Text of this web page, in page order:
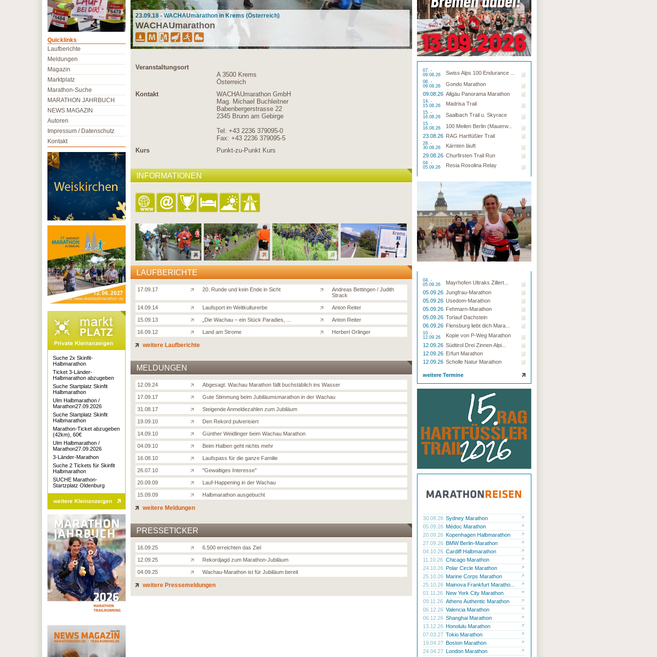
23.09.18 - WACHAUmarathon in Krems (Österreich)
WACHAUmarathon
Veranstaltungsort
A 3500 Krems
Österreich
Kontakt
WACHAUmarathon GmbH
Mag. Michael Buchleitner
Babenbergerstrasse 22
2345 Brunn am Gebirge
Tel: +43 2236 379095-0
Fax: +43 2236 379095-5
Kurs
Punkt-zu-Punkt Kurs
INFORMATIONEN
LAUFBERICHTE
17.09.17 20. Runde und kein Ende in Sicht
Andreas Bettingen / Judith
Strack
14.09.14 Laufsport im Weltkulturerbe Anton Reiter
15.09.13 „Die Wachau – ein Stück Paradies, ... Anton Reiter
16.09.12 Land am Strome Herbert Orlinger
weitere Laufberichte
MELDUNGEN
12.09.24 Abgesagt: Wachau Marathon fällt buchstäblich ins Wasser
17.09.17 Gute Stimmung beim Jubiläumsmarathon in der Wachau
31.08.17 Steigende Anmeldezahlen zum Jubiläum
19.09.10 Den Rekord pulverisiert
14.09.10 Günther Weidlinger beim Wachau Marathon
04.09.10 Beim Halben geht nichts mehr
16.08.10 Laufspass für die ganze Familie
26.07.10 ''Gewaltiges Interesse''
20.09.09 Lauf-Happening in der Wachau
15.09.09 Halbmarathon ausgebucht
weitere Meldungen
PRESSETICKER
16.09.25 6.500 erreichten das Ziel
12.09.25 Rekordjagd zum Marathon-Jubiläum
04.09.25 Wachau-Marathon ist für Jubiläum bereit
weitere Pressemeldungen
07. -
09.08.26
Swiss Alps 100 Endurance ...
08. -
09.08.26
Gondo Marathon
09.08.26 Allgäu Panorama Marathon
14. -
15.08.26
Madrisa Trail
15. -
16.08.26
Saalbach Trail u. Skyrace
15. -
16.08.26
100 Meilen Berlin (Mauerw...
23.08.26 RAG Hartfüßler Trail
28. -
30.08.26
Kärnten läuft
29.08.26 Churfirsten Trail Run
04. -
05.09.26
Resia Rosolina Relay
04. -
05.09.26
Mayrhofen Ultraks Zillert...
05.09.26 Jungfrau-Marathon
05.09.26 Usedom-Marathon
05.09.26 Fehmarn-Marathon
05.09.26 Torlauf Dachstein
06.09.26 Flensburg liebt dich Mara...
10. -
12.09.26
Kopie von P-Weg Marathon
12.09.26 Südtirol Drei Zinnen Alpi...
12.09.26 Erfurt Marathon
12.09.26 Scholle Natur Marathon
weitere Termine
30.08.26 Sydney Marathon
05.09.26 Médoc Marathon
20.09.26 Kopenhagen Halbmarathon
27.09.26 BMW Berlin-Marathon
04.10.26 Cardiff Halbmarathon
11.10.26 Chicago Marathon
24.10.26 Polar Circle Marathon
25.10.26 Marine Corps Marathon
25.10.26 Mainova Frankfurt Maratho...
01.11.26 New York City Marathon
09.11.26 Athens Authentic Marathon
06.12.26 Valencia Marathon
06.12.26 Shanghai Marathon
13.12.26 Honolulu Marathon
07.03.27 Tokio Marathon
19.04.27 Boston Marathon
24.04.27 London Marathon
Quicklinks
Laufberichte
Meldungen
Magazin
Marktplatz
Marathon-Suche
MARATHON JAHRBUCH
NEWS MAGAZIN
Autoren
Impressum / Datenschutz
Kontakt
Suche 2x Skinfit-
Halbmarathon
Ticket 3-Länder-
Halbmarathon abzugeben
Suche Startplatz Skinfit
Halbmarathon
Ulm Halbmarathon /
Marathon27.09.2026
Suche Startplatz Skinfit
Halbmarathon
Marathon-Ticket abzugeben
(42km), 60€
Ulm Halbmarathon /
Marathon27.09.2026
3-Länder-Marathon
Suche 2 Tickets für Skinfit
Halbmarathon
SUCHE Marathon-
Startzplatz Oldenburg